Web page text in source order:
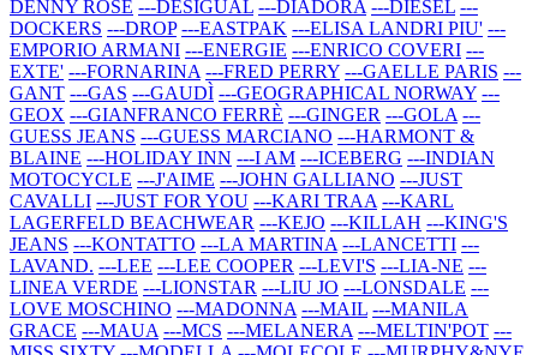
DENNY ROSE ---DESIGUAL ---DIADORA ---DIESEL ---
DOCKERS ---DROP ---EASTPAK ---ELISA LANDRI PIU' ---
EMPORIO ARMANI ---ENERGIE ---ENRICO COVERI ---
EXTE' ---FORNARINA ---FRED PERRY ---GAELLE PARIS ---
GANT ---GAS ---GAUDÌ ---GEOGRAPHICAL NORWAY ---
GEOX ---GIANFRANCO FERRÈ ---GINGER ---GOLA ---
GUESS JEANS ---GUESS MARCIANO ---HARMONT &
BLAINE ---HOLIDAY INN ---I AM ---ICEBERG ---INDIAN
MOTOCYCLE ---J'AIME ---JOHN GALLIANO ---JUST
CAVALLI ---JUST FOR YOU ---KARI TRAA ---KARL
LAGERFELD BEACHWEAR ---KEJO ---KILLAH ---KING'S
JEANS ---KONTATTO ---LA MARTINA ---LANCETTI ---
LAVAND. ---LEE ---LEE COOPER ---LEVI'S ---LIA-NE ---
LINEA VERDE ---LIONSTAR ---LIU JO ---LONSDALE ---
LOVE MOSCHINO ---MADONNA ---MAIL ---MANILA
GRACE ---MAUA ---MCS ---MELANERA ---MELTIN'POT ---